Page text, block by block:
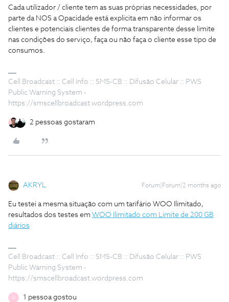
Cada utilizador / cliente tem as suas próprias necessidades, por
parte da NOS a Opacidade está explicita em não informar os
clientes e potenciais clientes de forma transparente desse limite
nas condições do serviço, faça ou não faça o cliente esse tipo de
consumos.
Cell Broadcast :: Cell Info :: SMS-CB :: Difusão Celular :: PWS
Public Warning System -
https://smscellbroadcast.wordpress.com
2 pessoas gostaram
AKRYL Forum|Forum|2 months ago
Eu testei a mesma situação com um tarifário WOO Ilimitado,
resultados dos testes em WOO Ilimitado com Limite de 200 GB
diários
Cell Broadcast :: Cell Info :: SMS-CB :: Difusão Celular :: PWS
Public Warning System -
https://smscellbroadcast.wordpress.com
D 1 pessoa gostou